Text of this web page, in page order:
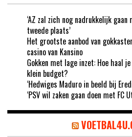
‘AZ zal zich nog nadrukkelijk
tweede plaats’
Het grootste aanbod van
casino van Kansino
Gokken met lage inzet: Hoe haal
klein budget?
‘Hedwiges Maduro in beeld bij
‘PSV wil zaken gaan doen met FC